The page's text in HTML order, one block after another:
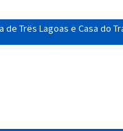
de Três Lagoas e Casa do